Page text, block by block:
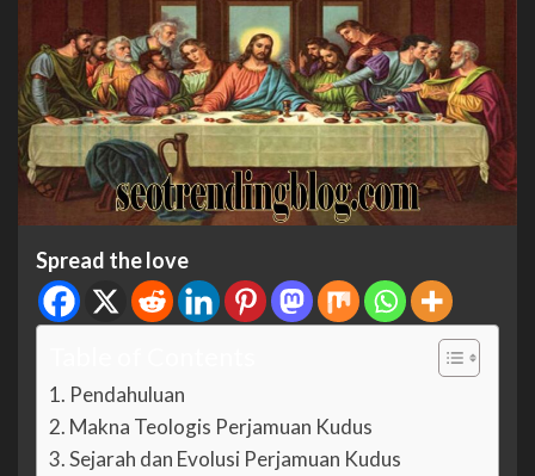
Spread the love
Pendahuluan
Makna Teologis Perjamuan Kudus
Sejarah dan Evolusi Perjamuan Kudus